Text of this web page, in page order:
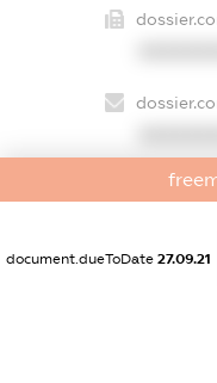
document.dueToDate 27.09.21